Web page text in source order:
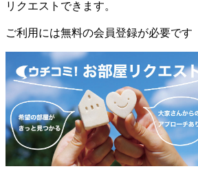
リクエストできます。
ご利用には無料の会員登録が必要です